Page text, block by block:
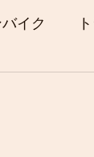
イク